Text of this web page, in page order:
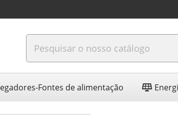
Fontes de alimentação